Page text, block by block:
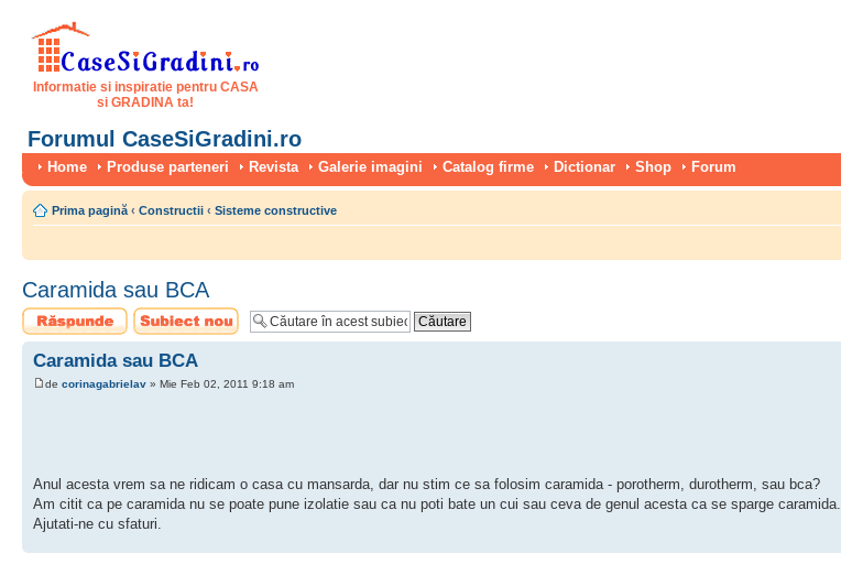
Informatie si inspiratie pentru CASA
si GRADINA ta!
Forumul CaseSiGradini.ro
Home Produse parteneri Revista Galerie imagini Catalog firme Dictionar Shop Forum
Prima pagină ‹ Constructii ‹ Sisteme constructive
Caramida sau BCA
Scrie un răspuns
Scrie un subiect
nou
Caramida sau BCA
de corinagabrielav » Mie Feb 02, 2011 9:18 am
Anul acesta vrem sa ne ridicam o casa cu mansarda, dar nu stim ce sa folosim caramida - porotherm, durotherm, sau bca?
Am citit ca pe caramida nu se poate pune izolatie sau ca nu poti bate un cui sau ceva de genul acesta ca se sparge caramida.
Ajutati-ne cu sfaturi.